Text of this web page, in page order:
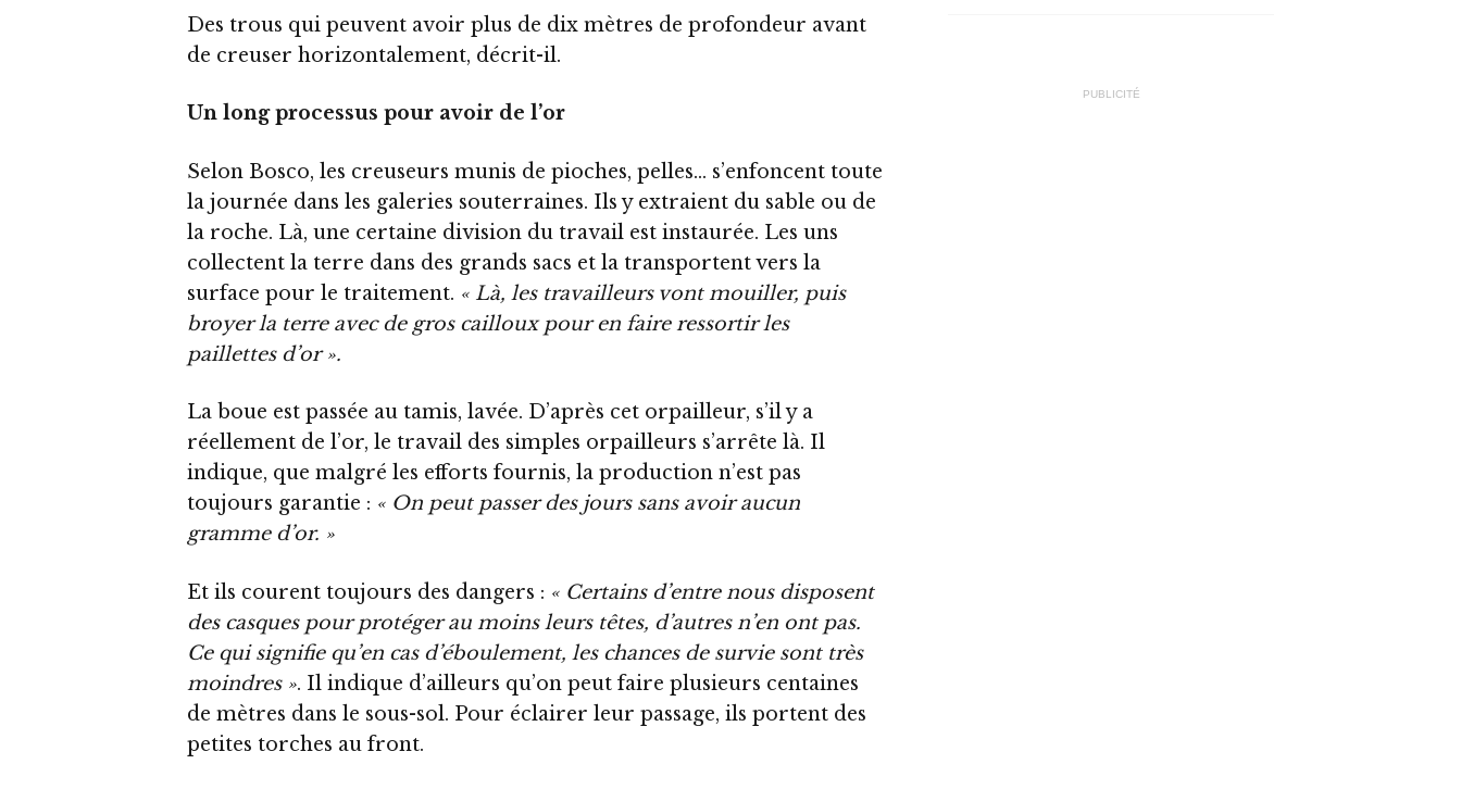
Des trous qui peuvent avoir plus de dix mètres de profondeur avant
de creuser horizontalement, décrit-il.
Un long processus pour avoir de l’or
Selon Bosco, les creuseurs munis de pioches, pelles… s’enfoncent toute
la journée dans les galeries souterraines. Ils y extraient du sable ou de
la roche. Là, une certaine division du travail est instaurée. Les uns
collectent la terre dans des grands sacs et la transportent vers la
surface pour le traitement. « Là, les travailleurs vont mouiller, puis
broyer la terre avec de gros cailloux pour en faire ressortir les
paillettes d’or ».
La boue est passée au tamis, lavée. D’après cet orpailleur, s’il y a
réellement de l’or, le travail des simples orpailleurs s’arrête là. Il
indique, que malgré les efforts fournis, la production n’est pas
toujours garantie : « On peut passer des jours sans avoir aucun
gramme d’or. »
Et ils courent toujours des dangers : « Certains d’entre nous disposent
des casques pour protéger au moins leurs têtes, d’autres n’en ont pas.
Ce qui signifie qu’en cas d’éboulement, les chances de survie sont très
moindres ». Il indique d’ailleurs qu’on peut faire plusieurs centaines
de mètres dans le sous-sol. Pour éclairer leur passage, ils portent des
petites torches au front.
PUBLICITÉ